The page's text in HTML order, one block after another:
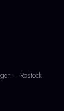
– Rostock